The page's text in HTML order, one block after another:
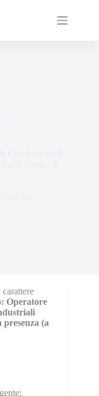
: Operatore
presenza (a